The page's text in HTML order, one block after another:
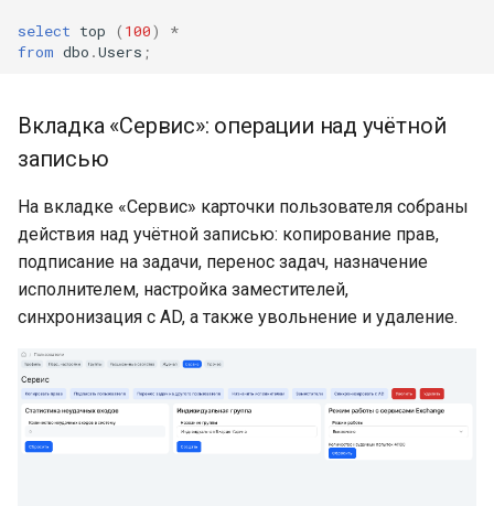
select top ( 100)
*
from dbo .Users ;
Вкладка «Сервис»: операции над учётной
записью
На вкладке «Сервис» карточки пользователя собраны
действия над учётной записью: копирование прав,
подписание на задачи, перенос задач, назначение
исполнителем, настройка заместителей,
синхронизация с AD, а также увольнение и удаление.